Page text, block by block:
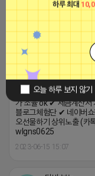
오늘 하루 보지 않기
(별)VIEW 상위노출 전문
(별) ✔ 1~5위 통합검색 /
바이/배포/월보장 모든 키
능 ✔ 최블배포 4.0~ 부터
물량 소화 가능 대량 작업
가 조율 ok ✔ 세금계산서
블로그체험단 ✔ 네이버
오선물하기 상위노출 (카
wlgns0625
2023-06-15 15:07